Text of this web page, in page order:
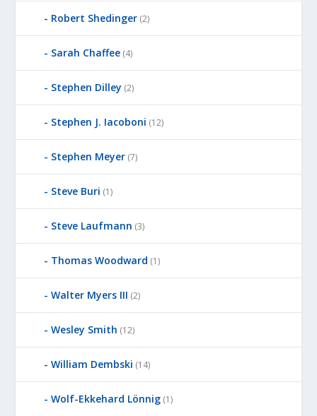
Robert Shedinger (2)
Sarah Chaffee (4)
Stephen Dilley (2)
Stephen J. Iacoboni (12)
Stephen Meyer (7)
Steve Buri (1)
Steve Laufmann (3)
Thomas Woodward (1)
Walter Myers III (2)
Wesley Smith (12)
William Dembski (14)
Wolf-Ekkehard Lönnig (1)